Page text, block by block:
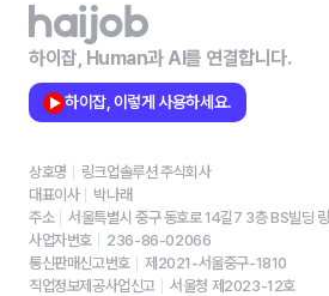
하이잡, Human과 AI를 연결합니다.
하이잡, 이렇게 사용하세요.
상호명
링크업솔루션 주식회사
대표이사
박나래
주소
서울특별시 중구 동호로 14길7 3층 BS빌딩
사업자번호
236-86-02066
통신판매신고번호
제2021-서울중구-1810
직업정보제공사업신고
서울청 제2023-12호